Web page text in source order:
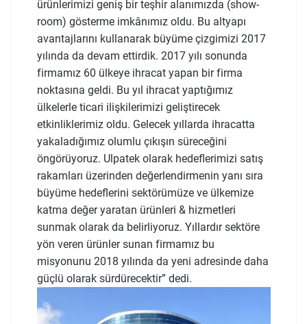
ürünlerimizi geniş bir teşhir alanımızda (show-
room) gösterme imkânımız oldu. Bu altyapı
avantajlarını kullanarak büyüme çizgimizi 2017
yılında da devam ettirdik. 2017 yılı sonunda
firmamız 60 ülkeye ihracat yapan bir firma
noktasına geldi. Bu yıl ihracat yaptığımız
ülkelerle ticari ilişkilerimizi geliştirecek
etkinliklerimiz oldu. Gelecek yıllarda ihracatta
yakaladığımız olumlu çıkışın süreceğini
öngörüyoruz. Ulpatek olarak hedeflerimizi satış
rakamları üzerinden değerlendirmenin yanı sıra
büyüme hedeflerini sektörümüze ve ülkemize
katma değer yaratan ürünleri & hizmetleri
sunmak olarak da belirliyoruz. Yıllardır sektöre
yön veren ürünler sunan firmamız bu
misyonunu 2018 yılında da yeni adresinde daha
güçlü olarak sürdürecektir” dedi.